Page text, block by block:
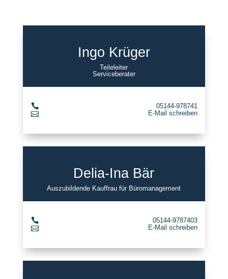
Ingo Krüger
Teileleiter
Serviceberater


05144-978741
E-Mail schreiben
Delia-Ina Bär
Auszubildende Kauffrau für Büromanagement


05144-9787403
E-Mail schreiben